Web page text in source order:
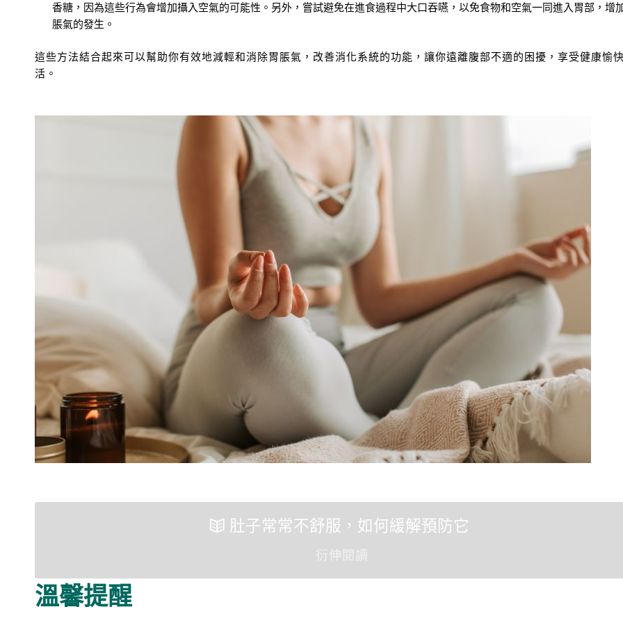
香糖，因為這些行為會增加攝入空氣的可能性。另外，嘗試避免在進食過程中大口吞嚥，以免食物和空氣一同進入胃部，增
脹氣的發生。
這些方法結合起來可以幫助你有效地減輕和消除胃脹氣，改善消化系統的功能，讓你遠離腹部不適的困擾，享受健康愉
活。
肚子常常不舒服，如何緩解預防它
衍伸閱讀
溫馨提醒